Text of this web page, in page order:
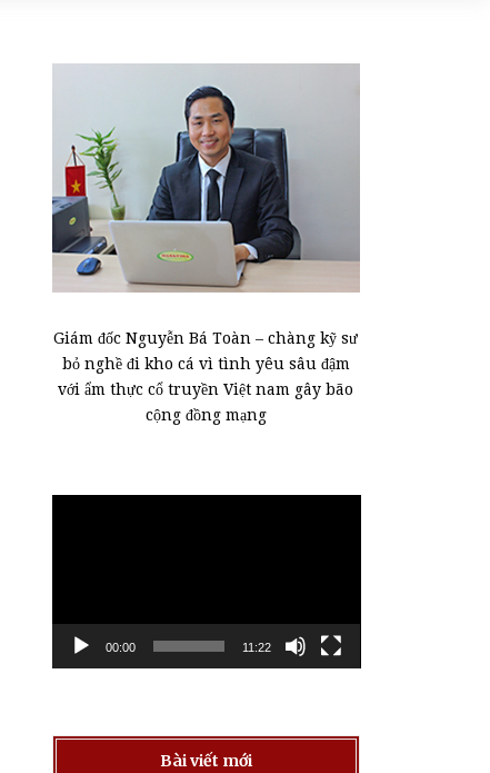
Giám đốc Nguyễn Bá Toàn – chàng kỹ sư
bỏ nghề đi kho cá vì tình yêu sâu đậm
với ẩm thực cổ truyền Việt nam gây bão
cộng đồng mạng
00:00 11:22
Bài viết mới